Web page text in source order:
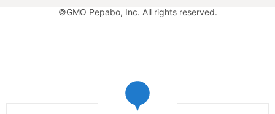
©GMO Pepabo, Inc. All rights reserved.